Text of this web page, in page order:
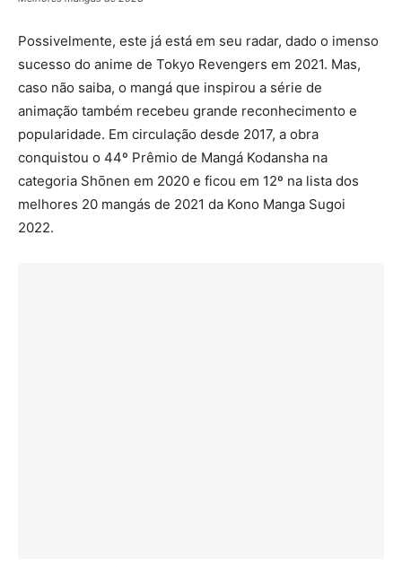
Possivelmente, este já está em seu radar, dado o imenso
sucesso do anime de Tokyo Revengers em 2021. Mas,
caso não saiba, o mangá que inspirou a série de
animação também recebeu grande reconhecimento e
popularidade. Em circulação desde 2017, a obra
conquistou o 44º Prêmio de Mangá Kodansha na
categoria Shōnen em 2020 e ficou em 12º na lista dos
melhores 20 mangás de 2021 da Kono Manga Sugoi
2022.